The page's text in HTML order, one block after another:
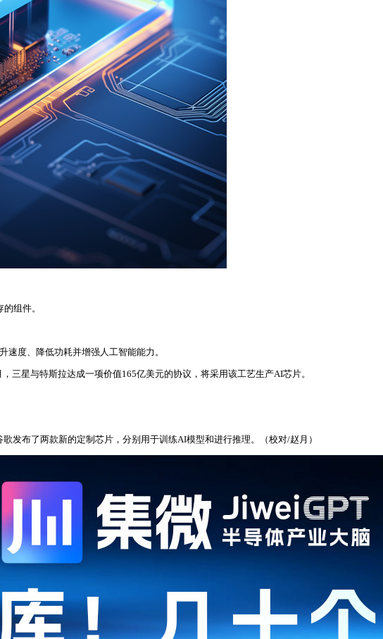
组件。
度、降低功耗并增强人工智能能力。
三星与特斯拉达成一项价值165亿美元的协议，将采用该工艺生产AI芯片。
发布了两款新的定制芯片，分别用于训练AI模型和进行推理。（校对/赵月）